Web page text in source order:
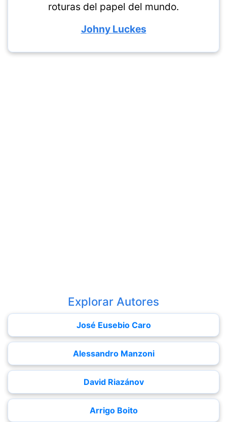
roturas del papel del mundo.
Johny Luckes
Explorar Autores
José Eusebio Caro
Alessandro Manzoni
David Riazánov
Arrigo Boito